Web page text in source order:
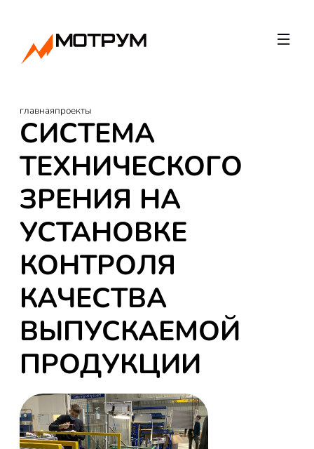
главнаяпроекты
СИСТЕМА
ТЕХНИЧЕСКОГО
ЗРЕНИЯ НА
УСТАНОВКЕ
КОНТРОЛЯ
КАЧЕСТВА
ВЫПУСКАЕМОЙ
ПРОДУКЦИИ